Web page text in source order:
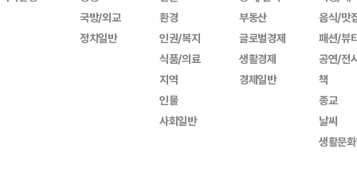
국방/외교
정치일반
환경
인권/복지
식품/의료
지역
인물
사회일반
부동산
글로벌경제
생활경제
경제일반
음식/맛
패션/뷰
공연/전
책
종교
날씨
생활문